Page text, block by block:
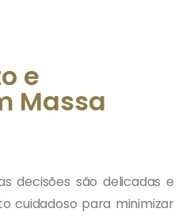
e
Massa
decisões são delicadas e
cuidadoso para minimizar